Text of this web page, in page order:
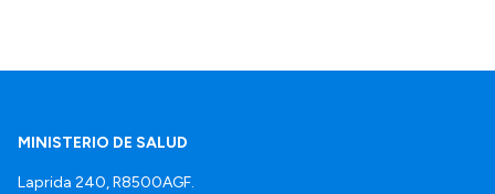
MINISTERIO DE SALUD
Laprida 240, R8500AGF.